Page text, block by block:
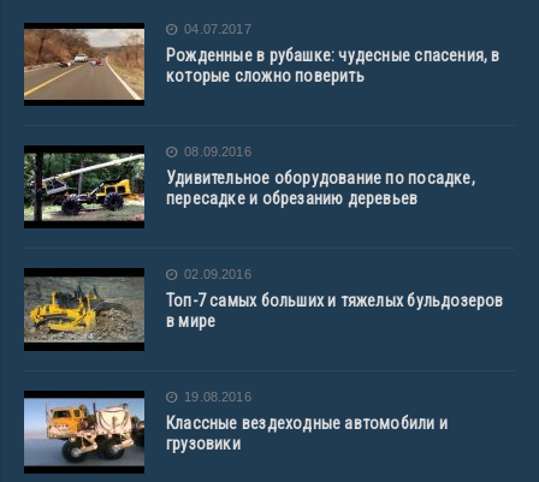
04.07.2017
Рожденные в рубашке: чудесные спасения, в
которые сложно поверить
08.09.2016
Удивительное оборудование по посадке,
пересадке и обрезанию деревьев
02.09.2016
Топ-7 самых больших и тяжелых бульдозеров
в мире
19.08.2016
Классные вездеходные автомобили и
грузовики